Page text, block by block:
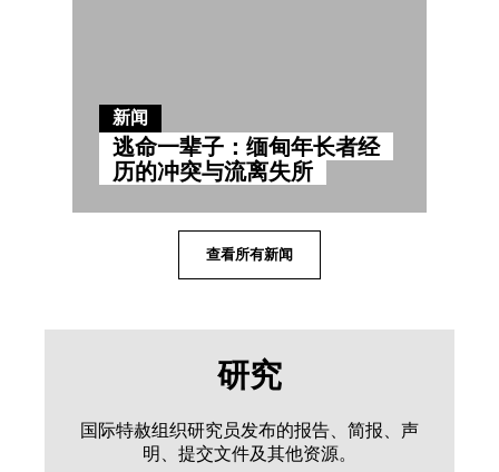
新闻
逃命一辈子：缅甸年长者经
历的冲突与流离失所
查看所有新闻
研究
国际特赦组织研究员发布的报告、简报、声
明、提交文件及其他资源。